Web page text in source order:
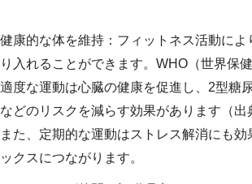
健康的な体を維持：フィットネス活動によ
り入れることができます。WHO（世界保
適度な運動は心臓の健康を促進し、2型糖
などのリスクを減らす効果があります（出
また、定期的な運動はストレス解消にも効
ックスにつながります。